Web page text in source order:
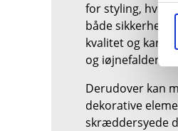
for styling, hvor
både sikkerhed
kvalitet og kan
og iøjnefaldende
Derudover kan
dekorative
skræddersyede